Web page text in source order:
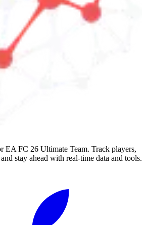
EA FC 26 Ultimate Team. Track players,
stay ahead with real-time data and tools.